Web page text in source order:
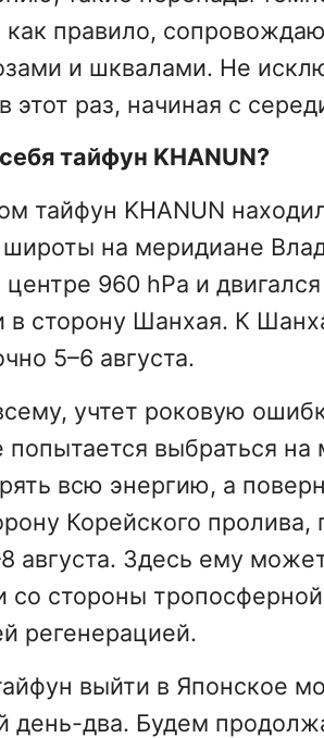
как правило,
и шквалами. Не
этот раз, начиная с
тайфун KHANUN?
тайфун KHANUN
на меридиане
960 hPa и
в сторону Шанхая. К
5–6 августа.
учтет роковую
попытается выбраться
всю энергию, а
Корейского
августа. Здесь ему
со стороны
регенерацией.
выйти в Японское
день-два. Будем